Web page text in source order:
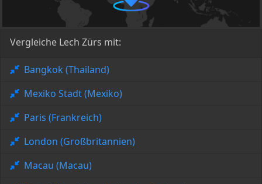
Vergleiche Lech Zürs mit:
Bangkok (Thailand)
Mexiko Stadt (Mexiko)
Paris (Frankreich)
London (Großbritannien)
Macau (Macau)